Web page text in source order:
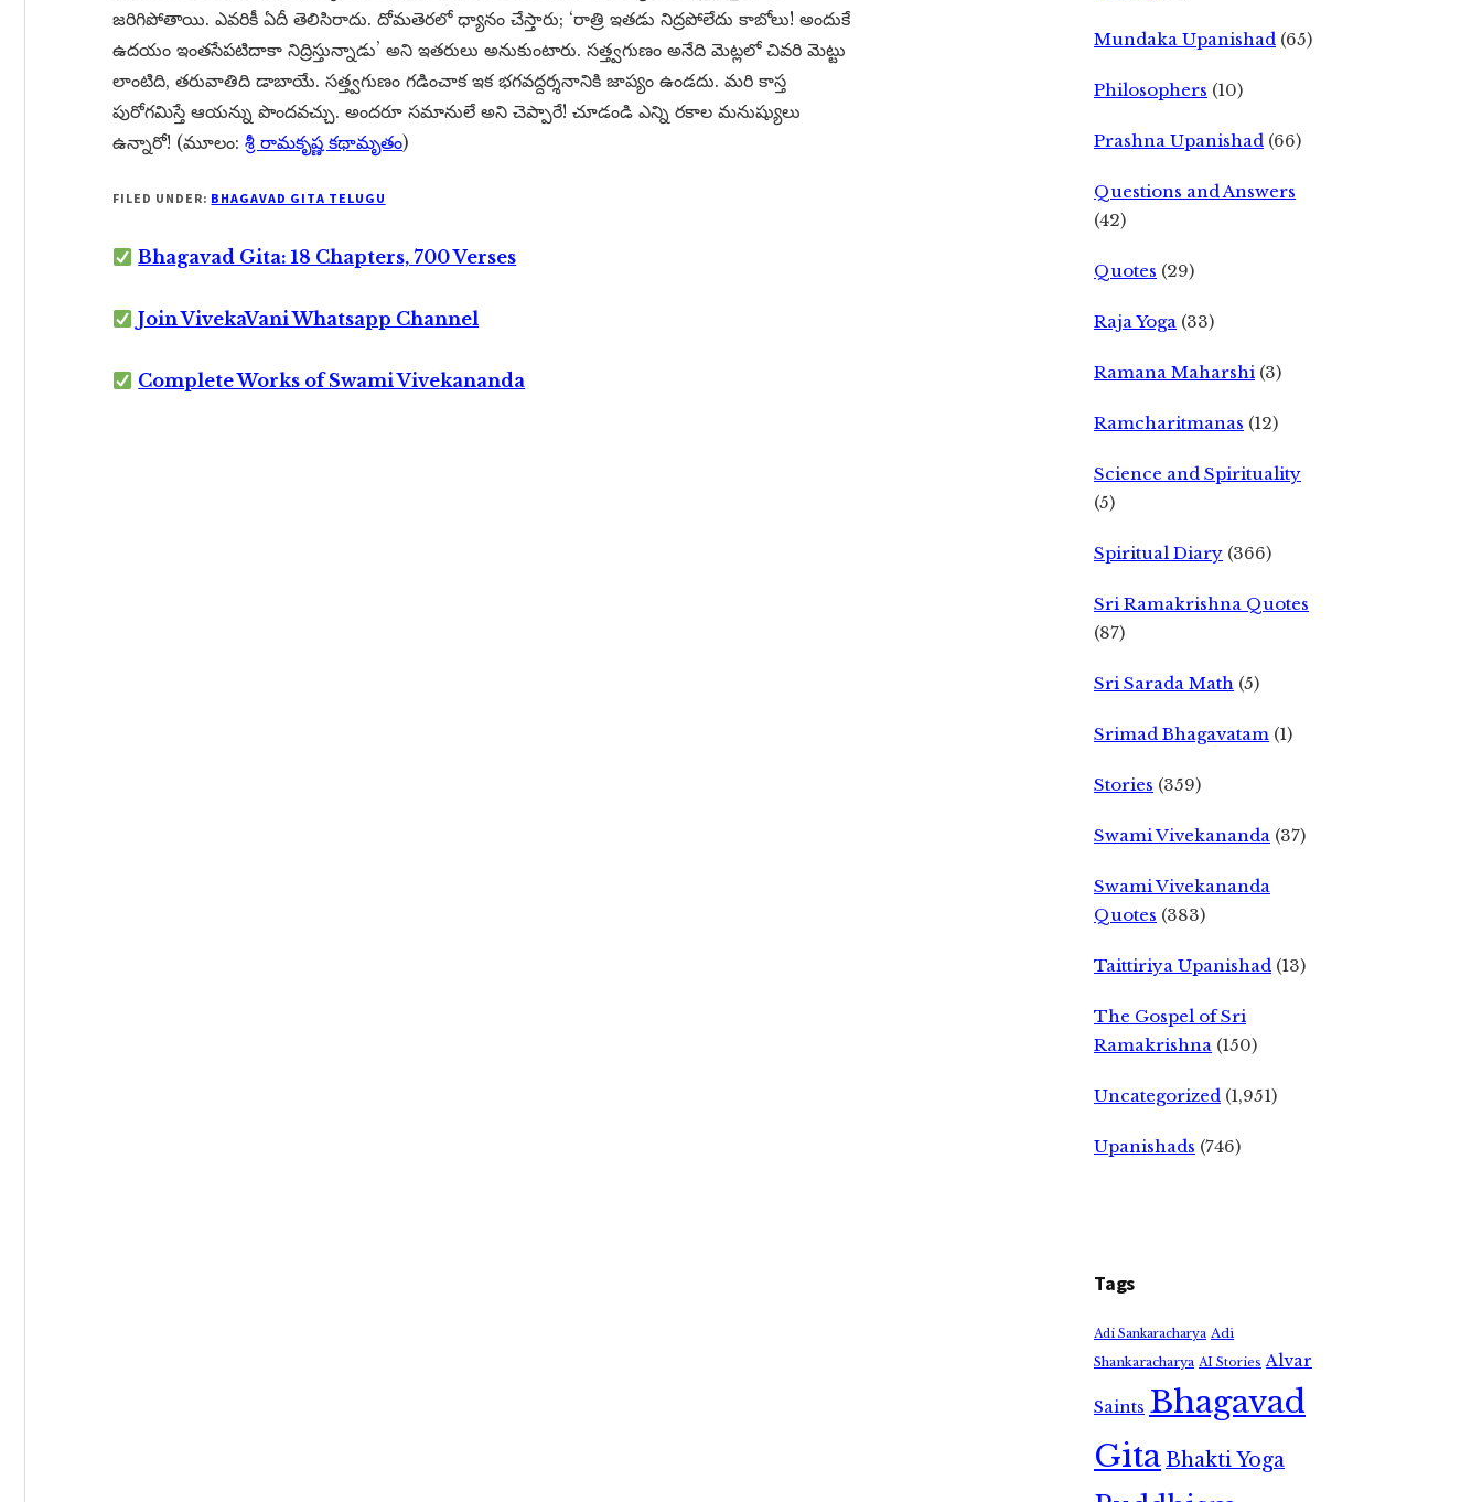
జరిగిపోతాయి. ఎవరికీ ఏదీ తెలిసిరాదు. దోమతెరలో ధ్యానం చేస్తారు; ‘రాత్రి ఇతడు నిద్రపోలేదు కాబోలు! అందుకే
ఉదయం ఇంతసేపటిదాకా నిద్రిస్తున్నాడు’ అని ఇతరులు అనుకుంటారు. సత్త్వగుణం అనేది మెట్లలో చివరి మెట్టు
లాంటిది, తరువాతిది డాబాయే. సత్త్వగుణం గడించాక ఇక భగవద్దర్శనానికి జాప్యం ఉండదు. మరి కాస్త
పురోగమిస్తే ఆయన్ను పొందవచ్చు. అందరూ సమానులే అని చెప్పారే! చూడండి ఎన్ని రకాల మనుష్యులు
ఉన్నారో! (మూలం: శ్రీ రామకృష్ణ కథామృతం)
FILED UNDER: BHAGAVAD GITA TELUGU
Bhagavad Gita: 18 Chapters, 700 Verses
Join VivekaVani Whatsapp Channel
Complete Works of Swami Vivekananda
Mundaka Upanishad (65)
Philosophers (10)
Prashna Upanishad (66)
Questions and Answers
(42)
Quotes (29)
Raja Yoga (33)
Ramana Maharshi (3)
Ramcharitmanas (12)
Science and Spirituality
(5)
Spiritual Diary (366)
Sri Ramakrishna Quotes
(87)
Sri Sarada Math (5)
Srimad Bhagavatam (1)
Stories (359)
Swami Vivekananda (37)
Swami Vivekananda
Quotes (383)
Taittiriya Upanishad (13)
The Gospel of Sri
Ramakrishna (150)
Uncategorized (1,951)
Upanishads (746)
Tags
Adi Sankaracharya Adi
Shankaracharya AI Stories Alvar
Saints Bhagavad
GitaBhakti Yoga